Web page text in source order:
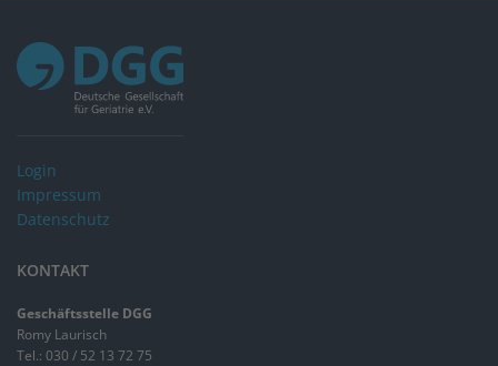
Login
Impressum
Datenschutz
KONTAKT
Geschäftsstelle DGG
Romy Laurisch
Tel.: 030 / 52 13 72 75